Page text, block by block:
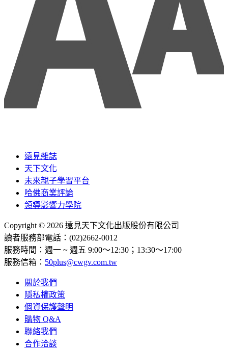
遠見雜誌
天下文化
未來親子學習平台
哈佛商業評論
領導影響力學院
Copyright © 2026 遠見天下文化出版股份有限公司
讀者服務部電話：(02)2662-0012
服務時間：週一 ~ 週五 9:00～12:30；13:30～17:00
服務信箱： 50plus@cwgv.com.tw
關於我們
隱私權政策
個資保護聲明
購物 Q&A
聯絡我們
合作洽談